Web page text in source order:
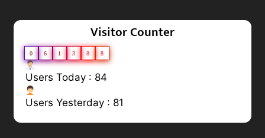
Visitor Counter
0 6 1 3 8 8
Users Today : 84
Users Yesterday : 81